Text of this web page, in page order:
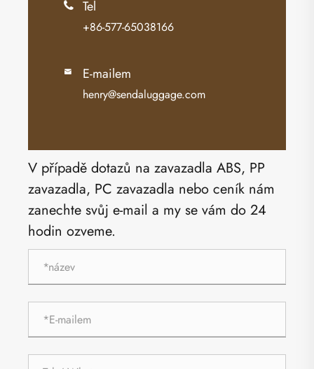
 Tel
+86-577-65038166
 E-mailem
henry@sendaluggage.com
V případě dotazů na zavazadla ABS, PP
zavazadla, PC zavazadla nebo ceník nám
zanechte svůj e-mail a my se vám do 24
hodin ozveme.